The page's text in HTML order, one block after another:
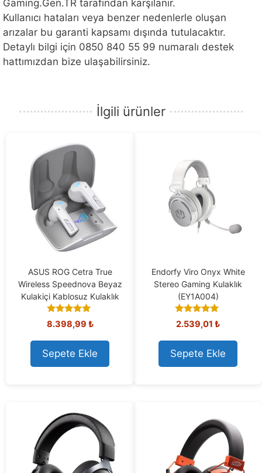
Gaming.Gen.TR tarafından karşılanır.
Kullanıcı hataları veya benzer nedenlerle oluşan
arızalar bu garanti kapsamı dışında tutulacaktır.
Detaylı bilgi için 0850 840 55 99 numaralı destek
hattımızdan bize ulaşabilirsiniz.
İlgili ürünler
ASUS ROG Cetra True
Wireless Speednova Beyaz
Kulakiçi Kablosuz Kulaklık
5.00
out of 5
8.398,99 ₺
Sepete Ekle
Endorfy Viro Onyx White
Stereo Gaming Kulaklık
(EY1A004)
5.00
out of 5
2.539,01 ₺
Sepete Ekle